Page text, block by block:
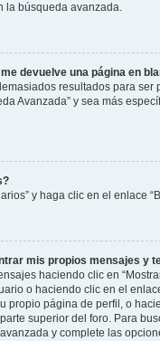
la búsqueda avanzada.
devuelve una página en
resultados para ser
Avanzada” y sea más
y haga clic en el enlace
mis propios mensajes y
haciendo clic en
o haciendo clic en el
propio página de perfil, o
superior del foro. Para
y complete las